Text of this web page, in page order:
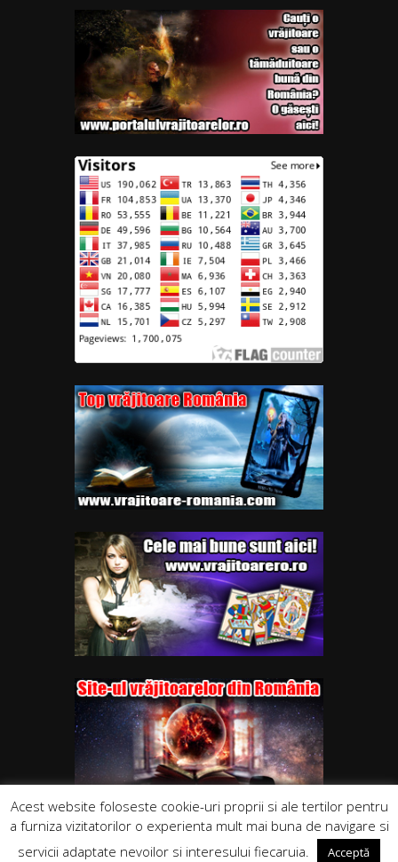
Acest website foloseste cookie-uri proprii si ale tertilor pentru
a furniza vizitatorilor o experienta mult mai buna de navigare si
servicii adaptate nevoilor si interesului fiecaruia.
Acceptă